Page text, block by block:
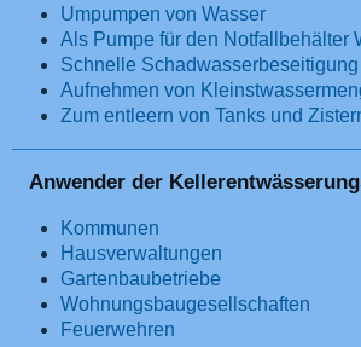
Umpumpen von Wasser
Als Pumpe für den Notfallbehälter
Schnelle Schadwasserbeseitigung
Aufnehmen von
Zum entleern von Tanks und
Anwender der
Kommunen
Hausverwaltungen
Gartenbaubetriebe
Wohnungsbaugesellschaften
Feuerwehren